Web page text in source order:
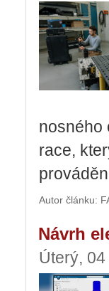
nos­né­ho
ra­ce,
Autor článku:
Návrh
Úterý,